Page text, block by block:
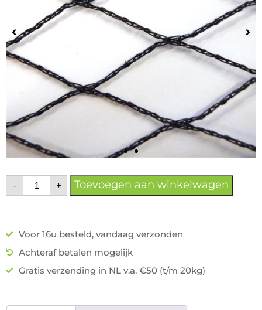
- + Toevoegen aan winkelwagen
Voor 16u besteld, vandaag verzonden
Achteraf betalen mogelijk
Gratis verzending in NL v.a. €50 (t/m 20kg)